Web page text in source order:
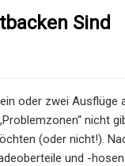
Sind
oder zwei Ausflüge
nicht
(oder nicht!).
und -